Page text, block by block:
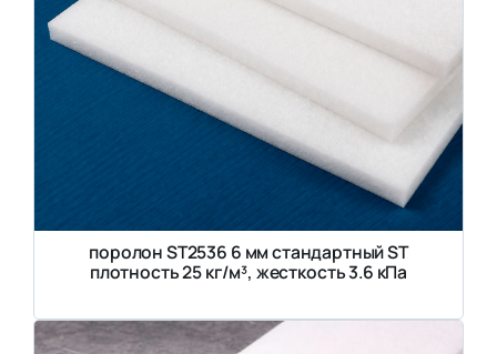
поролон ST2536 6 мм стандартный ST
плотность 25 кг/м³, жесткость 3.6 кПа